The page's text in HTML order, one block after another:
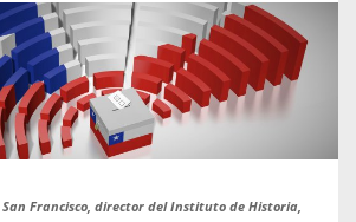
Francisco, director del Instituto de Historia,